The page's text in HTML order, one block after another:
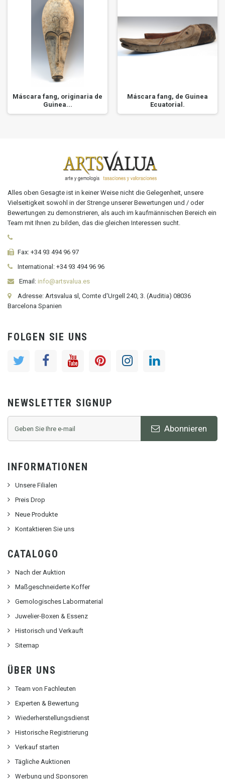
Máscara fang, originaria de
Guinea...
Máscara fang, de Guinea
Ecuatorial.
Alles oben Gesagte ist in keiner Weise nicht die Gelegenheit, unsere
Vielseitigkeit sowohl in der Strenge unserer Bewertungen und / oder
Bewertungen zu demonstrieren, als auch im kaufmännischen Bereich ein
Team mit Ihnen zu bilden, das die gleichen Interessen sucht.
Fax: +34 93 494 96 97
International: +34 93 494 96 96
Email: info@artsvalua.es
Adresse: Artsvalua sl, Comte d'Urgell 240, 3. (Auditia) 08036
Barcelona Spanien
FOLGEN SIE UNS
NEWSLETTER SIGNUP
Abonnieren
INFORMATIONEN
Unsere Filialen
Preis Drop
Neue Produkte
Kontaktieren Sie uns
CATALOGO
Nach der Auktion
Maßgeschneiderte Koffer
Gemologisches Labormaterial
Juwelier-Boxen & Essenz
Historisch und Verkauft
Sitemap
ÜBER UNS
Team von Fachleuten
Experten & Bewertung
Wiederherstellungsdienst
Historische Registrierung
Verkauf starten
Tägliche Auktionen
Werbung und Sponsoren